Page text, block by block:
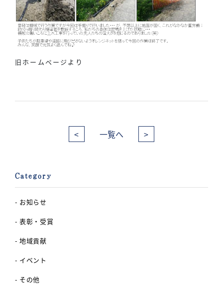
旧ホームページより
< 一覧へ >
Category
- お知らせ
- 表彰・受賞
- 地域貢献
- イベント
- その他